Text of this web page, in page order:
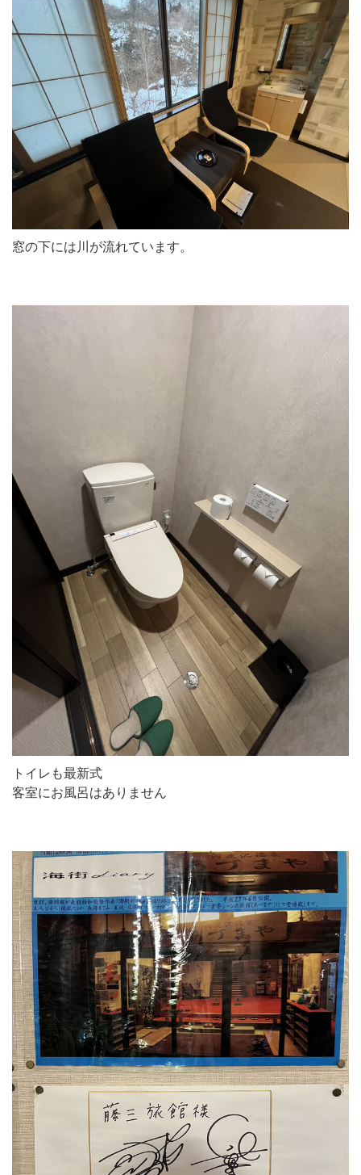
窓の下には川が流れています。
トイレも最新式
客室にお風呂はありません